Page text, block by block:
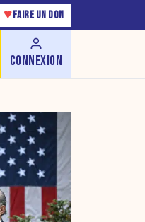
♥ FAIRE UN DON
CONNEXION